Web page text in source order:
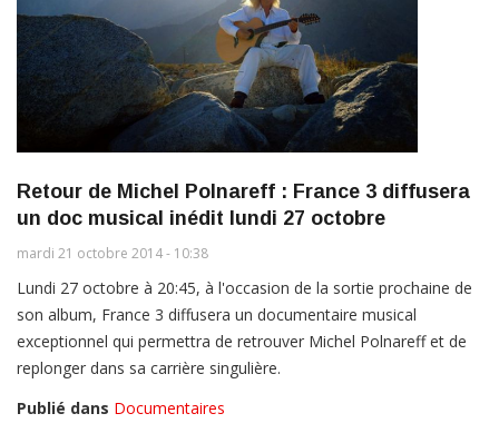
Retour de Michel Polnareff : France 3 diffusera
un doc musical inédit lundi 27 octobre
mardi 21 octobre 2014 - 10:38
Lundi 27 octobre à 20:45, à l'occasion de la sortie prochaine de
son album, France 3 diffusera un documentaire musical
exceptionnel qui permettra de retrouver Michel Polnareff et de
replonger dans sa carrière singulière.
Publié dans Documentaires